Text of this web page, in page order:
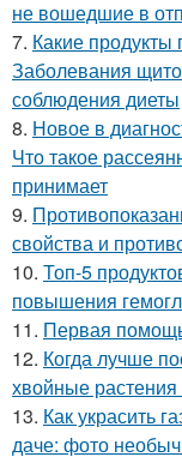
не вошедшие в
7. Какие
Заболевания
соблюдения диеты
8. Новое в
Что такое
принимает
9.
свойства и
10. Топ-5
повышения
11. Первая
12. Когда лучше
хвойные растения
13. Как украсить
даче: фото